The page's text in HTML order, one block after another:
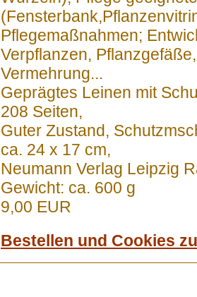
Pflegemaßnahmen;
Verpflanzen,
Vermehrung...
Geprägtes Leinen mit
208 Seiten,
Guter Zustand,
ca. 24 x 17 cm,
Neumann Verlag Leipzig
Gewicht: ca. 600 g
9,00 EUR
Bestellen und Cookies